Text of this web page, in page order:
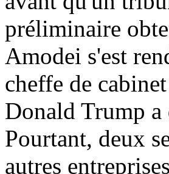
préliminaire
Amodei s'est
cheffe de
Donald Trump
Pourtant, deux
autres